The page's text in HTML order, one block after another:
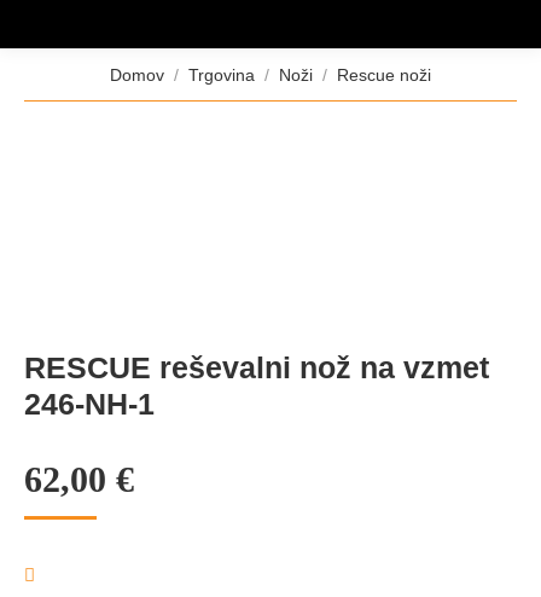
Tukaj ste:
Domov Trgovina Noži Rescue noži
RESCUE reševalni nož na vzmet
246-NH-1
62,00 €